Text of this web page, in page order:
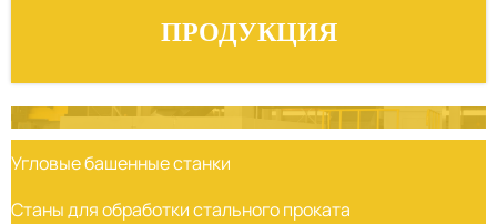
ПРОДУКЦИЯ
Угловые башенные станки
Станы для обработки стального проката